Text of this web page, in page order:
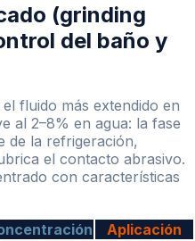
(grinding
del baño y
fluido más extendido en
al 2–8% en agua: la fase
de la refrigeración,
el contacto abrasivo.
con características
Aplicación